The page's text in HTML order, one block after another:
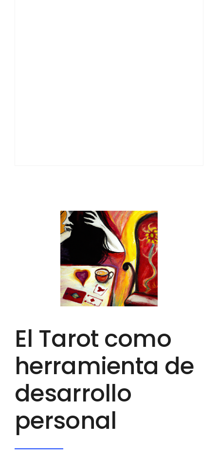
El Tarot como
herramienta de
desarrollo
personal